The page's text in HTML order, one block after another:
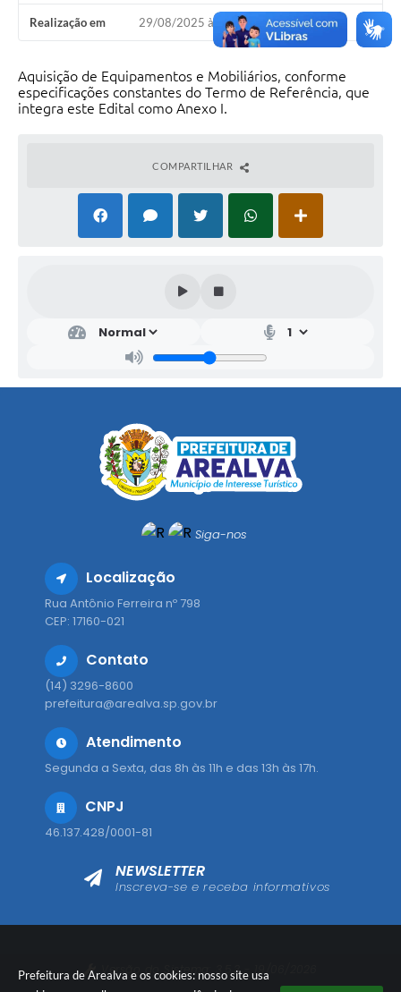
Prefeitura de Arealva e os cookies: nosso site usa
Realização em 29/08/2025 às 08h30
Aquisição de Equipamentos e Mobiliários, conforme
especificações constantes do Termo de Referência, que
integra este Edital como Anexo I.
COMPARTILHAR
Siga-nos
Localização
Rua Antônio Ferreira nº 798
CEP: 17160-021
Contato
(14) 3296-8600
prefeitura@arealva.sp.gov.br
Atendimento
Segunda a Sexta, das 8h às 11h e das 13h às 17h.
CNPJ
46.137.428/0001-81
NEWSLETTER
Inscreva-se e receba informativos
Versão do Sistema:
3.5.3 - 19/06/2026